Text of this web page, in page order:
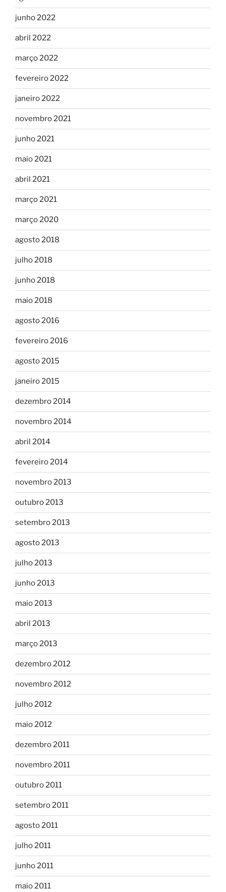
junho 2022
abril 2022
março 2022
fevereiro 2022
janeiro 2022
novembro 2021
junho 2021
maio 2021
abril 2021
março 2021
março 2020
agosto 2018
julho 2018
junho 2018
maio 2018
agosto 2016
fevereiro 2016
agosto 2015
janeiro 2015
dezembro 2014
novembro 2014
abril 2014
fevereiro 2014
novembro 2013
outubro 2013
setembro 2013
agosto 2013
julho 2013
junho 2013
maio 2013
abril 2013
março 2013
dezembro 2012
novembro 2012
julho 2012
maio 2012
dezembro 2011
novembro 2011
outubro 2011
setembro 2011
agosto 2011
julho 2011
junho 2011
maio 2011